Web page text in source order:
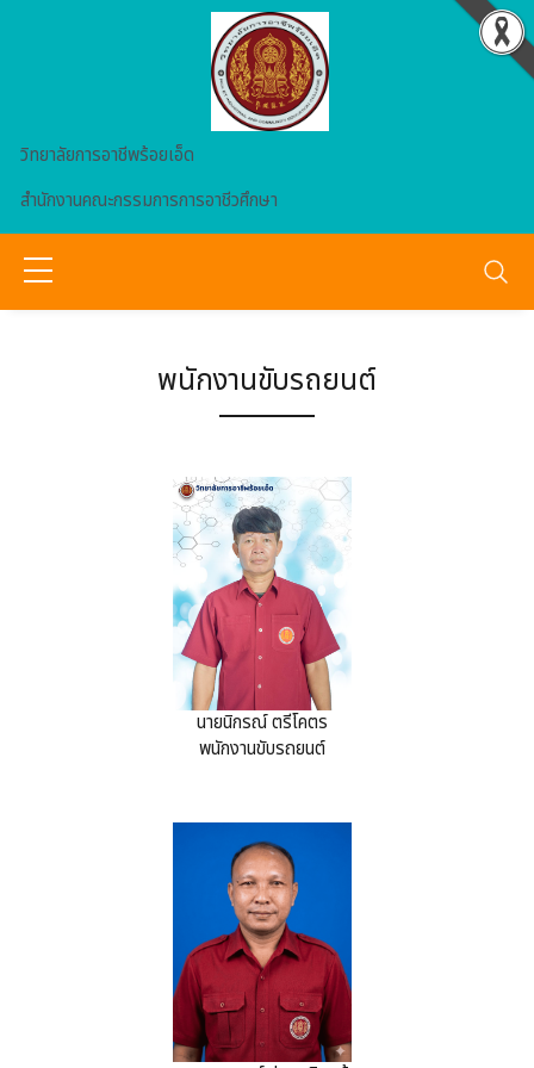
วิทยาลัยการอาชีพร้อยเอ็ด
สำนักงานคณะกรรมการการอาชีวศึกษา
พนักงานขับรถยนต์
นายนิกรณ์ ตรีโคตร
พนักงานขับรถยนต์